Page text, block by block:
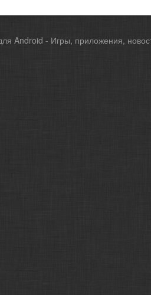
Android - Игры, приложения,